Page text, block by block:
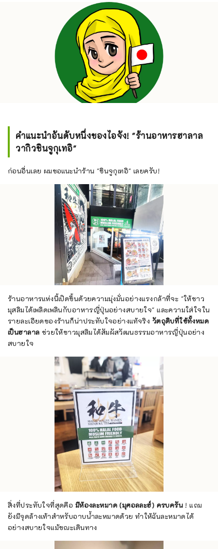
สำหรับนักท่องเที่ยวชาวญี่ปุ่น พวกเขาจะแบ่งปัน
"ประสบการณ์การรับประทานอาหาร" ที่จะเติม
เต็มการเดินทางของคุณไปยังประเทศญี่ปุ่นกับ
ผู้คนทั่วโลก
คำแนะนำอันดับหนึ่งของไอจัง! "ร้านอาหารฮาลาล
วากิวชินจูกุเทอิ"
ก่อนอื่นเลย ผมขอแนะนำร้าน "ชินจูกุเทอิ" เลยครับ!
ร้านอาหารแห่งนี้เปิดขึ้นด้วยความมุ่งมั่นอย่างแรงกล้าที่จะ "ให้ชาว
มุสลิมได้เพลิดเพลินกับอาหารญี่ปุ่นอย่างสบายใจ" และความใส่ใจใน
รายละเอียดของร้านก็น่าประทับใจอย่างแท้จริง วัตถุดิบที่ใช้ทั้งหมด
เป็นฮาลาล ช่วยให้ชาวมุสลิมได้สัมผัสวัฒนธรรมอาหารญี่ปุ่นอย่าง
สบายใจ
สิ่งที่ประทับใจที่สุดคือ มีห้องละหมาด (มุศอลละฮ์) ครบครัน ! แถม
ยังมีจุดล้างเท้าสำหรับอาบน้ำละหมาดด้วย ทำให้ฉันละหมาดได้
อย่างสบายใจแม้ขณะเดินทาง